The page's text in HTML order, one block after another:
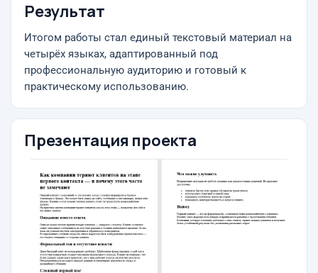
Результат
Итогом работы стал единый текстовый материал на
четырёх языках, адаптированный под
профессиональную аудиторию и готовый к
практическому использованию.
Презентация проекта